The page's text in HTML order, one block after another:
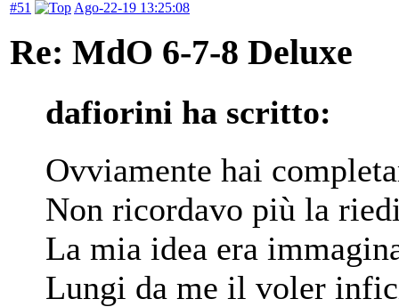
#51 Ago-22-19 13:25:08
Re: MdO 6-7-8 Deluxe
dafiorini ha scritto:
Ovviamente hai
Non ricordavo più la
La mia idea era
Lungi da me il voler